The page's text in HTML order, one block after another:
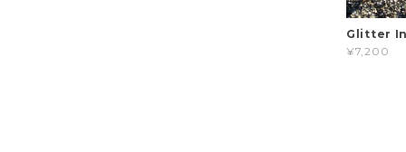
Glitter
¥7,200